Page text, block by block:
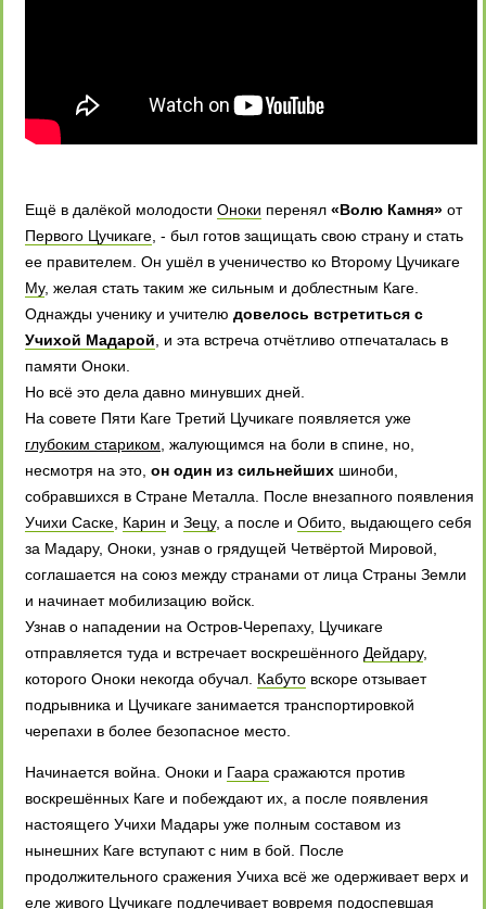
Ещё в далёкой молодости Оноки перенял «Волю Камня» от
Первого Цучикаге , - был готов защищать свою страну и стать
ее правителем. Он ушёл в ученичество ко Второму Цучикаге
Му, желая стать таким же сильным и доблестным Каге.
Однажды ученику и учителю довелось встретиться с
Учихой Мадарой , и эта встреча отчётливо отпечаталась в
памяти Оноки.
Но всё это дела давно минувших дней.
На совете Пяти Каге Третий Цучикаге появляется уже
глубоким стариком , жалующимся на боли в спине, но,
несмотря на это, он один из сильнейших шиноби,
собравшихся в Стране Металла. После внезапного появления
Учихи Саске Карин и Зецу, а после и Обито , выдающего себя
за Мадару, Оноки, узнав о грядущей Четвёртой Мировой,
соглашается на союз между странами от лица Страны Земли
и начинает мобилизацию войск.
Узнав о нападении на Остров-Черепаху, Цучикаге
отправляется туда и встречает воскрешённого Дейдару,
которого Оноки некогда обучал. Кабуто вскоре отзывает
подрывника и Цучикаге занимается транспортировкой
черепахи в более безопасное место.
Начинается война. Оноки и Гаара сражаются против
воскрешённых Каге и побеждают их, а после появления
настоящего Учихи Мадары уже полным составом из
нынешних Каге вступают с ним в бой. После
продолжительного сражения Учиха всё же одерживает верх и
еле живого Цучикаге подлечивает вовремя подоспевшая